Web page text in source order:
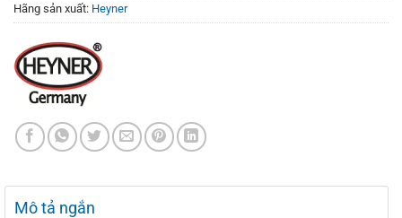
Hãng sản xuất: Heyner
Mô tả ngắn